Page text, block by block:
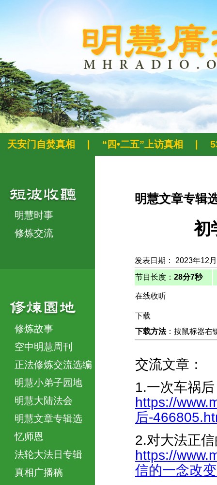
天安门自焚真相 “四•二五”上访真相
明慧时事
修炼交流
修炼故事
空中明慧周刊
正法修炼交流选编
明慧小弟子园地
明慧大陆法会
明慧文章专辑选
忆师恩
法轮大法日专辑
真相广播稿
明慧文章专辑
初
发表日期： 2023年12
节目长度： 28分7秒
在线收听
下载
下载方法：按鼠标器右
交流文章：
1.一次车祸后
https://
后-
2.对大法正
https://
信的一念改